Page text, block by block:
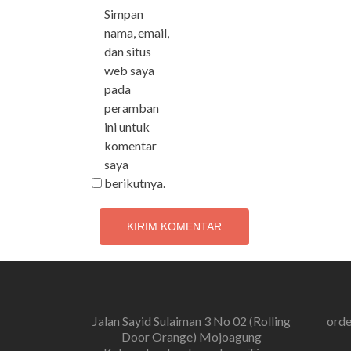
Simpan
nama, email,
dan situs
web saya
pada
peramban
ini untuk
komentar
saya
berikutnya.
Jalan Sayid Sulaiman 3 No 02 (Rolling
Door Orange) Mojoagung